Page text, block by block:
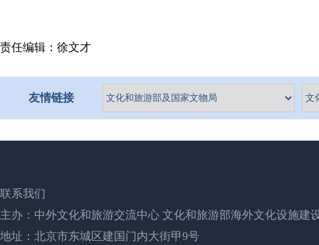
责任编辑：徐文才
友情链接
联系我们
主办：中外文化和旅游交流中心 文化和旅游部海外文化设施建
地址：北京市东城区建国门内大街甲9号